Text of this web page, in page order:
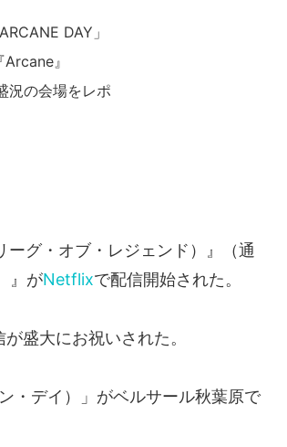
DAY」
』
況の会場をレポ
ーグ・オブ・レジェンド）』（通
』がNetflixで配信開始された。
盛大にお祝いされた。
ン・デイ）」がベルサール秋葉原で